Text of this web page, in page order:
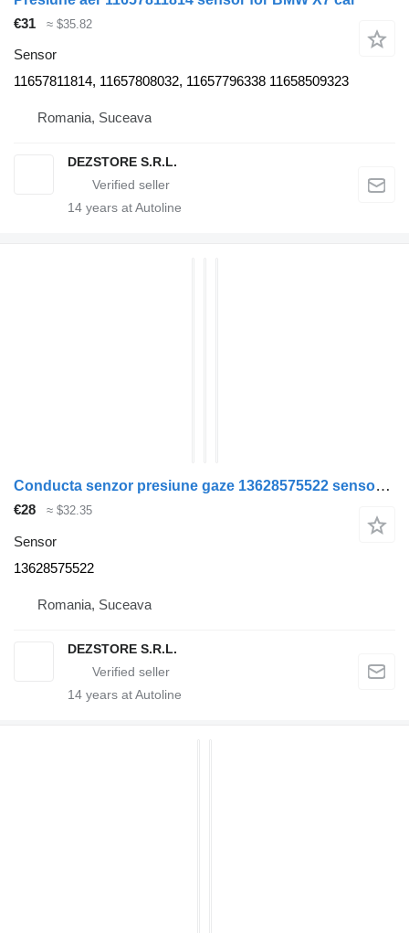
€31
≈ $35.82
Sensor
11657811814, 11657808032, 11657796338 11658509323
Romania, Suceava
DEZSTORE S.R.L.
14 years at Autoline
Conducta senzor presiune gaze 13628575522 sensor for BMW X7 car
€28 ≈ $32.35
Sensor
13628575522
Romania, Suceava
DEZSTORE S.R.L.
14 years at Autoline